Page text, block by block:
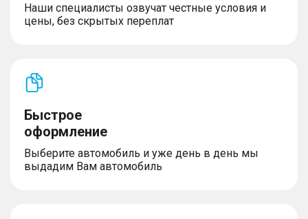
Наши специалисты озвучат честные условия и
цены, без скрытых переплат
Быстрое
оформление
Выберите автомобиль и уже день в день мы
выдадим Вам автомобиль